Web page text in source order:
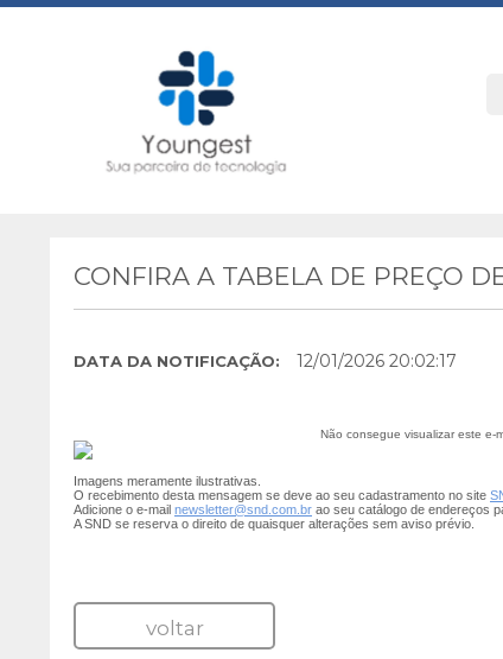
CONFIRA A TABELA DE PREÇO
DATA DA NOTIFICAÇÃO: 12/01/2026 20:02:17
Não consegue visualizar este e-
Imagens meramente ilustrativas.
O recebimento desta mensagem se deve ao seu cadastramento no site
Adicione o e-mail newsletter@snd.com.br ao seu catálogo de endereços
A SND se reserva o direito de quaisquer alterações sem aviso prévio.
voltar